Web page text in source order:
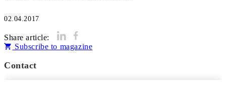
02.04.2017
Share article:
Subscribe to magazine
Contact